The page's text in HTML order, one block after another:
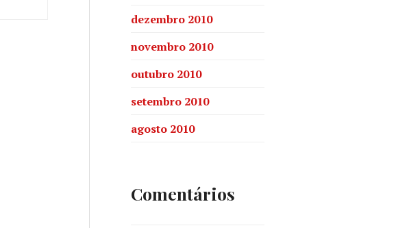
dezembro 2010
novembro 2010
outubro 2010
setembro 2010
agosto 2010
Comentários